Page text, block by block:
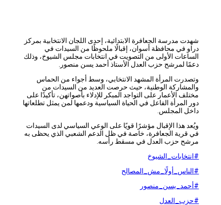
شهدت مدرسة الجعافرة الابتدائية، إحدى اللجان الانتخابية بمركز
دراو في محافظة أسوان، إقبالًا ملحوظًا من السيدات في
الساعات الأولى من التصويت في انتخابات مجلس الشيوخ، وذلك
دعمًا لمرشح حزب العدل الأستاذ أحمد يسن منصور.
وتصدرت المرأة المشهد الانتخابي، وسط أجواء من الحماس
والمشاركة الوطنية، حيث حرصت العديد من السيدات من
مختلف الأعمار على التواجد المبكر للإدلاء بأصواتهن، تأكيدًا على
دور المرأة الفاعل في الحياة السياسية ودعمها لمن يمثل تطلعاتها
داخل المجلس.
ويُعد هذا الإقبال مؤشرًا قويًا على الوعي السياسي لدى السيدات
في قرية الجعافرة، خاصة في ظل الدعم الشعبي الذي يحظى به
مرشح حزب العدل في مسقط رأسه.
#انتخابات_الشيوخ
#الناس_أولًا_مش_المصالح
#أحمد_يسن_منصور
#حزب_العدل